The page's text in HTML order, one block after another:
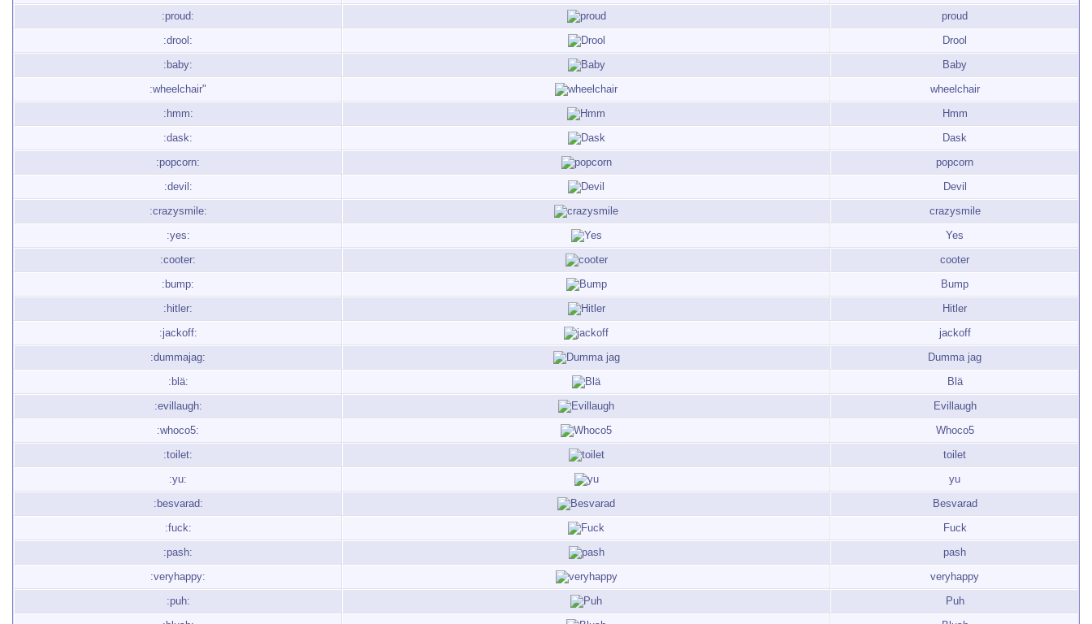
:proud:
proud
:drool:
Drool
:baby:
Baby
:wheelchair"
wheelchair
:hmm:
Hmm
:dask:
Dask
:popcorn:
popcorn
:devil:
Devil
:crazysmile:
crazysmile
:yes:
Yes
:cooter:
cooter
:bump:
Bump
:hitler:
Hitler
:jackoff:
jackoff
:dummajag:
Dumma jag
:blä:
Blä
:evillaugh:
Evillaugh
:whoco5:
Whoco5
:toilet:
toilet
:yu:
yu
:besvarad:
Besvarad
:fuck:
Fuck
:pash:
pash
:veryhappy:
veryhappy
:puh:
Puh